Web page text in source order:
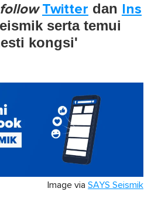
follow Twitter dan Ins
serta temui
kongsi'
Image via SAYS Seismik